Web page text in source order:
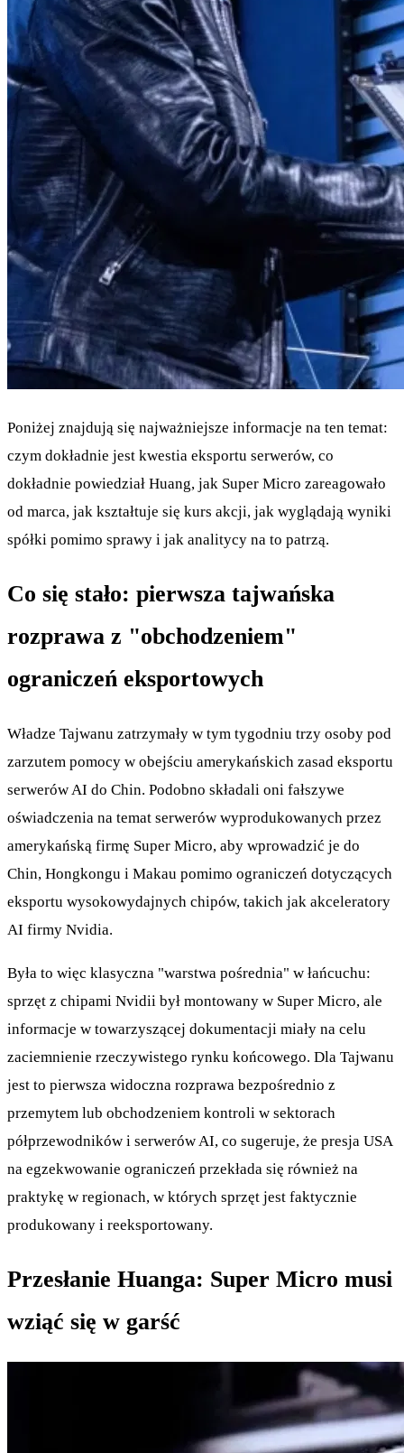
Poniżej znajdują się najważniejsze informacje na ten temat:
czym dokładnie jest kwestia eksportu serwerów, co
dokładnie powiedział Huang, jak Super Micro zareagowało
od marca, jak kształtuje się kurs akcji, jak wyglądają wyniki
spółki pomimo sprawy i jak analitycy na to patrzą.
Co się stało: pierwsza tajwańska
rozprawa z "obchodzeniem"
ograniczeń eksportowych
Władze Tajwanu zatrzymały w tym tygodniu trzy osoby pod
zarzutem pomocy w obejściu amerykańskich zasad eksportu
serwerów AI do Chin. Podobno składali oni fałszywe
oświadczenia na temat serwerów wyprodukowanych przez
amerykańską firmę Super Micro, aby wprowadzić je do
Chin, Hongkongu i Makau pomimo ograniczeń dotyczących
eksportu wysokowydajnych chipów, takich jak akceleratory
AI firmy Nvidia.
Była to więc klasyczna "warstwa pośrednia" w łańcuchu:
sprzęt z chipami Nvidii był montowany w Super Micro, ale
informacje w towarzyszącej dokumentacji miały na celu
zaciemnienie rzeczywistego rynku końcowego. Dla Tajwanu
jest to pierwsza widoczna rozprawa bezpośrednio z
przemytem lub obchodzeniem kontroli w sektorach
półprzewodników i serwerów AI, co sugeruje, że presja USA
na egzekwowanie ograniczeń przekłada się również na
praktykę w regionach, w których sprzęt jest faktycznie
produkowany i reeksportowany.
Przesłanie Huanga: Super Micro musi
wziąć się w garść